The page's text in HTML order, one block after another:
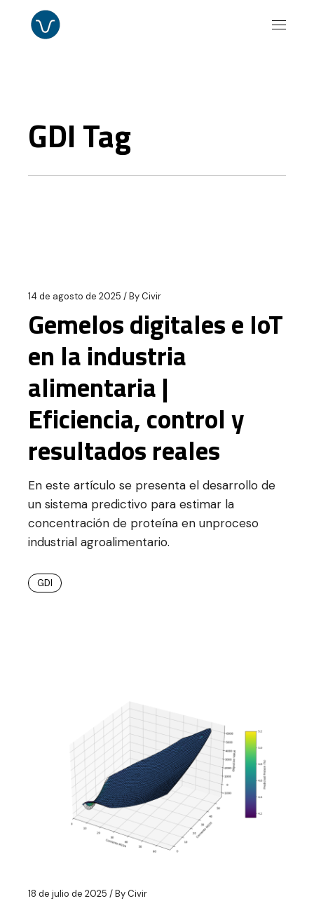
content
GDI Tag
14 de agosto de 2025 ByCivir
Gemelos digitales e IoT
en la industria
alimentaria |
Eficiencia, control y
resultados reales
En este artículo se presenta el desarrollo de
un sistema predictivo para estimar la
concentración de proteína en unproceso
industrial agroalimentario.
GDI
18 de julio de 2025 ByCivir